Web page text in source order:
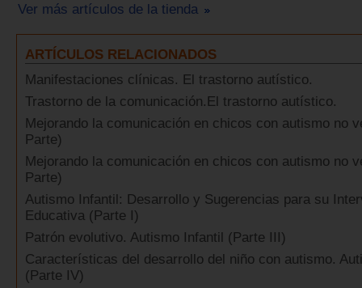
Ver más artículos de la tienda
ARTÍCULOS RELACIONADOS
Manifestaciones clínicas. El trastorno autístico.
Trastorno de la comunicación.El trastorno autístico.
Mejorando la comunicación en chicos con autismo no
Parte)
Mejorando la comunicación en chicos con autismo no
Parte)
Autismo Infantil: Desarrollo y Sugerencias para su
Educativa (Parte I)
Patrón evolutivo. Autismo Infantil (Parte III)
Características del desarrollo del niño con autismo.
(Parte IV)